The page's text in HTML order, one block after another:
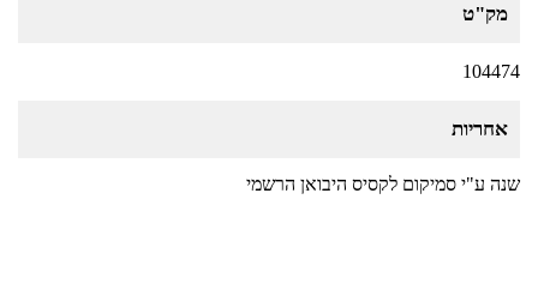
מק"ט
104474
אחריות
שנה ע"י סמיקום לקסיס היבואן הרשמי